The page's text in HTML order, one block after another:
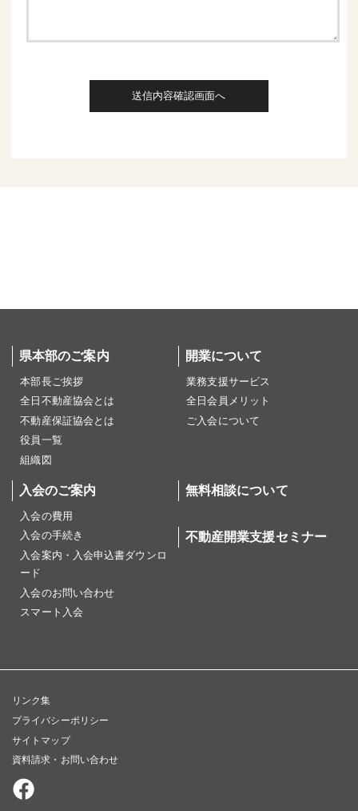
県本部のご案内
本部長ご挨拶
全日不動産協会とは
不動産保証協会とは
役員一覧
組織図
開業について
業務支援サービス
全日会員メリット
ご入会について
入会のご案内
入会の費用
入会の手続き
入会案内・入会申込書ダウンロ
ード
入会のお問い合わせ
スマート入会
無料相談について
不動産開業支援セミナー
リンク集
プライバシーポリシー
サイトマップ
資料請求・お問い合わせ